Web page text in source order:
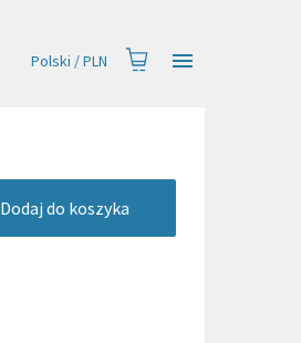
Polski /PLN
Dodaj do koszyka